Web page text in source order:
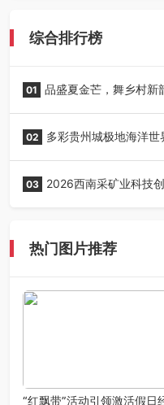
综合排行榜
01 品盛夏金芒，舞乡村
02 多彩贵州城极地海洋
03 2026西南采矿业科技
热门图片推荐
“红飘带”活动引领激活假日